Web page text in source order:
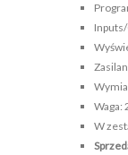
Inputs/
Waga:
W